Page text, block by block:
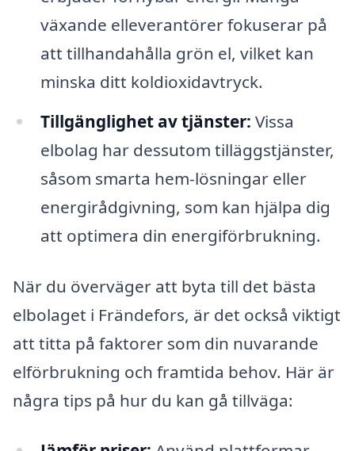
växande elleverantörer fokuserar på
att tillhandahålla grön el, vilket kan
minska ditt koldioxidavtryck.
Tillgänglighet av tjänster: Vissa
elbolag har dessutom tilläggstjänster,
såsom smarta hem-lösningar eller
energirådgivning, som kan hjälpa dig
att optimera din energiförbrukning.
När du överväger att byta till det bästa
elbolaget i Frändefors, är det också viktigt
att titta på faktorer som din nuvarande
elförbrukning och framtida behov. Här är
några tips på hur du kan gå tillväga: